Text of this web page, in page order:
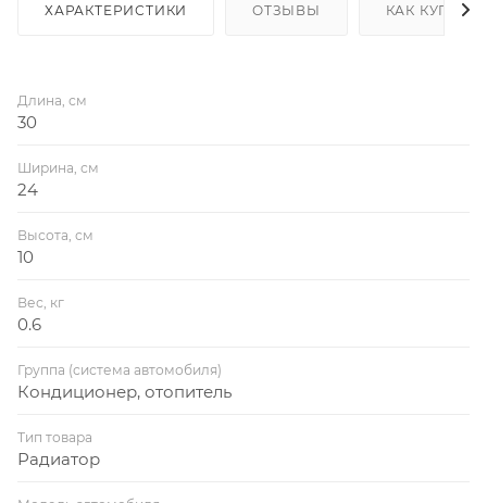
ХАРАКТЕРИСТИКИ ОТЗЫВЫ КАК КУПИТЬ
Длина, см
30
Ширина, см
24
Высота, см
10
Вес, кг
0.6
Группа (система автомобиля)
Кондиционер, отопитель
Тип товара
Радиатор